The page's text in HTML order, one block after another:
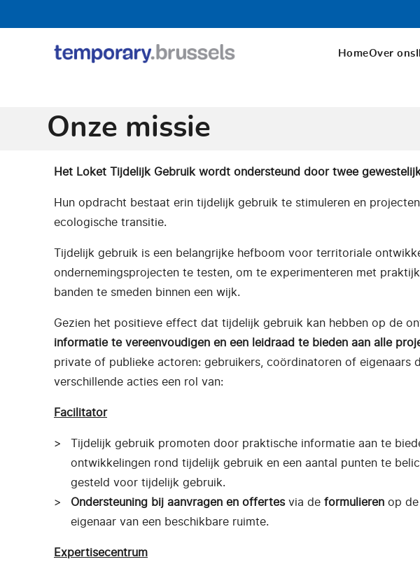
HomeOver ons
Onze missie
Het Loket Tijdelijk Gebruik wordt ondersteund door twee
Hun opdracht bestaat erin tijdelijk gebruik te stimuleren en
ecologische transitie.
Tijdelijk gebruik is een belangrijke hefboom voor territoriale
ondernemingsprojecten te testen, om te experimenteren met
banden te smeden binnen een wijk.
Gezien het positieve effect dat tijdelijk gebruik kan hebben op de
informatie te vereenvoudigen en een leidraad te bieden aan alle
private of publieke actoren: gebruikers, coördinatoren of
verschillende acties een rol van:
Facilitator
Tijdelijk gebruik promoten door praktische informatie aan te
ontwikkelingen rond tijdelijk gebruik en een aantal punten te
gesteld voor tijdelijk gebruik.
Ondersteuning bij aanvragen en offertes via de formulieren op
eigenaar van een beschikbare ruimte.
Expertisecentrum